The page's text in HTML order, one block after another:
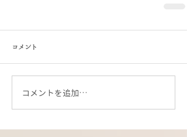
コメント
コメントを追加…